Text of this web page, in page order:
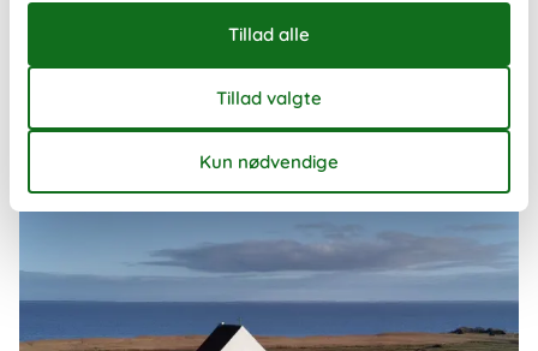
Klintholm Havn er det sommerhusområde der ligger tættest på
Møns Klint. Få hele den spændende historie om natur og dyreliv
på GeoCenter Møns Klint, og besøg Liselund Slotspark hvor ”Den
OmHaurvig